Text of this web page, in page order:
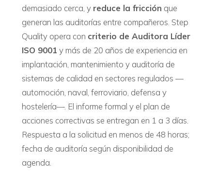
demasiado cerca, y reduce la fricción que
generan las auditorías entre compañeros. Step
Quality opera con criterio de Auditora Líder
ISO 9001 y más de 20 años de experiencia en
implantación, mantenimiento y auditoría de
sistemas de calidad en sectores regulados —
automoción, naval, ferroviario, defensa y
hostelería—. El informe formal y el plan de
acciones correctivas se entregan en 1 a 3 días.
Respuesta a la solicitud en menos de 48 horas;
fecha de auditoría según disponibilidad de
agenda.